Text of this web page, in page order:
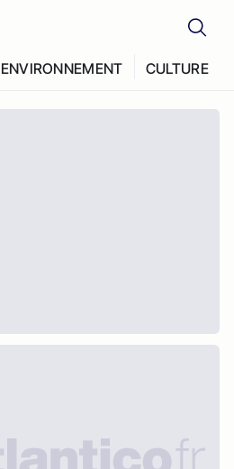
ENVIRONNEMENT CULTURE